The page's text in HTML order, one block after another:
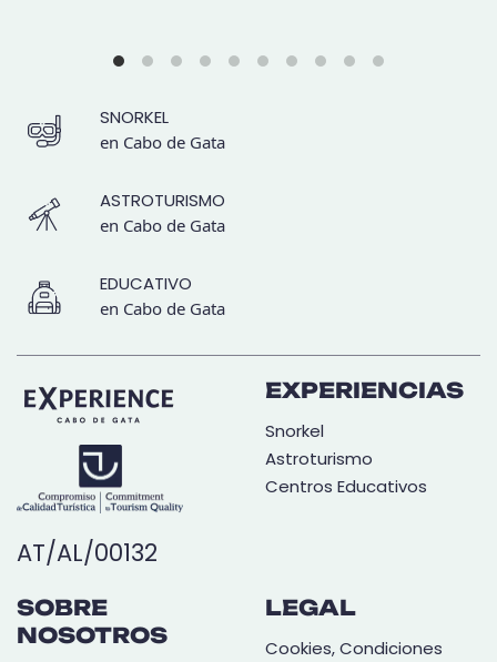
SNORKEL
en Cabo de Gata
ASTROTURISMO
en Cabo de Gata
EDUCATIVO
en Cabo de Gata
AT/AL/00132
EXPERIENCIAS
Snorkel
Astroturismo
Centros Educativos
SOBRE
NOSOTROS
LEGAL
Cookies, Condiciones